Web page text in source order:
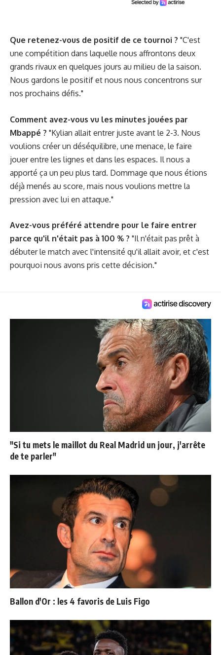
Que retenez-vous de positif de ce tournoi ? "C'est
une compétition dans laquelle nous affrontons deux
grands rivaux en quelques jours au milieu de la saison.
Nous gardons le positif et nous nous concentrons sur
nos prochains défis."
Comment avez-vous vu les minutes jouées par
Mbappé ? "Kylian allait entrer juste avant le 2-3. Nous
voulions créer un déséquilibre, une menace, le faire
jouer entre les lignes et dans les espaces. Il nous a
apporté ça un peu plus tard. Dommage que nous étions
déjà menés au score, mais nous voulions mettre la
pression avec lui en attaque."
Avez-vous préféré attendre pour le faire entrer
parce qu'il n'était pas à 100 % ? "Il n'était pas prêt à
débuter le match avec l'intensité qu'il allait avoir, et c'est
pourquoi nous avons pris cette décision."
"Si tu mets le maillot du Real Madrid un jour, j'arrête
de te parler"
Ballon d'Or : les 4 favoris de Luis Figo